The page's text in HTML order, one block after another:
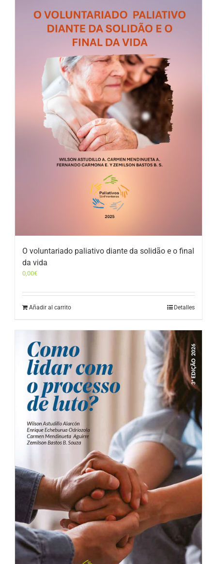
O voluntariado paliativo diante da solidão e o final
da vida
0,00€
Añadir al carrito Detalles